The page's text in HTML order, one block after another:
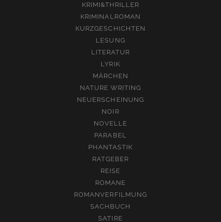
KRIMI&THRILLER
KRIMINALROMAN
KURZGESCHICHTEN
LESUNG
LITERATUR
LYRIK
MÄRCHEN
NATURE WRITING
NEUERSCHEINUNG
NOIR
NOVELLE
PARABEL
PHANTASTIK
RATGEBER
REISE
ROMANE
ROMANVERFILMUNG
SACHBUCH
SATIRE